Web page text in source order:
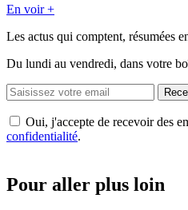
En voir +
Les actus qui comptent, résumées
Du lundi au vendredi, dans votre
Oui, j'accepte de recevoir des
confidentialité.
Pour aller plus loin